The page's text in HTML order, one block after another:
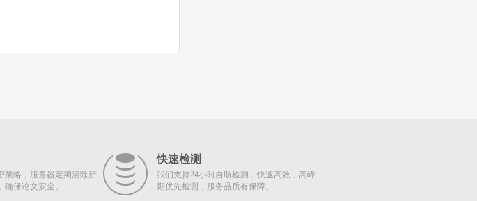
策略，服务器定期清除所
保论文安全。
快速检测
我们支持24小时自助检测，快速高效，高峰
期优先检测，服务品质有保障。